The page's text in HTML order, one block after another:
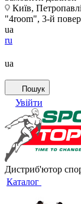
Київ,
"4room", 3-й
ua
ru
ua
Пошук
Увійти
Дистриб'ютор
Каталог